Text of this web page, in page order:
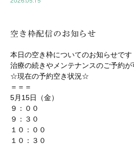
空き枠配信のお知らせ
本日の空き枠についてのお知らせです
治療の続きやメンテナンスのご予約
☆現在の予約空き状況☆
＝＝＝
5月15日（金）
９：００
９：３０
１０：００
１０：３０